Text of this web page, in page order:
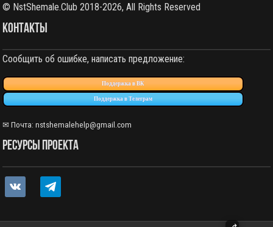
© NstShemale.Club 2018-2026, All Rights Reserved
КОНТАКТЫ
Сообщить об ошибке, написать предложение:
Поддержка в ВК
Поддержка в Телеграм
✉ Почта: nstshemalehelp@gmail.com
РЕСУРСЫ ПРОЕКТА
vkontakte telegram